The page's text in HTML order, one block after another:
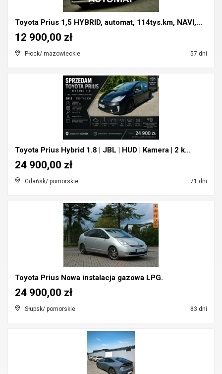
Toyota Prius 1,5 HYBRID, automat, 114tys.km, NAVI,...
Płock/ mazowieckie 57 dni
12 900,00 zł
Toyota Prius Hybrid 1.8 | JBL | HUD | Kamera | 2 k...
Gdańsk/ pomorskie 71 dni
24 900,00 zł
Toyota Prius Nowa instalacja gazowa LPG.
Słupsk/ pomorskie 83 dni
24 900,00 zł